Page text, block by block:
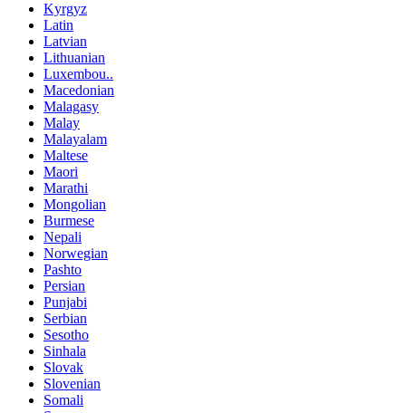
Kyrgyz
Latin
Latvian
Lithuanian
Luxembou..
Macedonian
Malagasy
Malay
Malayalam
Maltese
Maori
Marathi
Mongolian
Burmese
Nepali
Norwegian
Pashto
Persian
Punjabi
Serbian
Sesotho
Sinhala
Slovak
Slovenian
Somali